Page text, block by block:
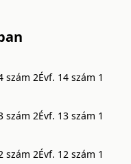
szám 2Évf. 14 szám 1
szám 2Évf. 13 szám 1
szám 2Évf. 12 szám 1